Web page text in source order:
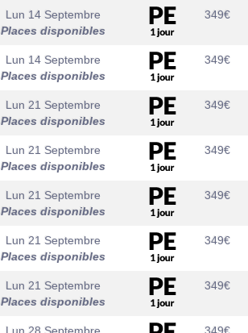
Lun 14 Septembre
Places disponibles
349€
Lun 14 Septembre
Places disponibles
349€
Lun 21 Septembre
Places disponibles
349€
Lun 21 Septembre
Places disponibles
349€
Lun 21 Septembre
Places disponibles
349€
Lun 21 Septembre
Places disponibles
349€
Lun 21 Septembre
Places disponibles
349€